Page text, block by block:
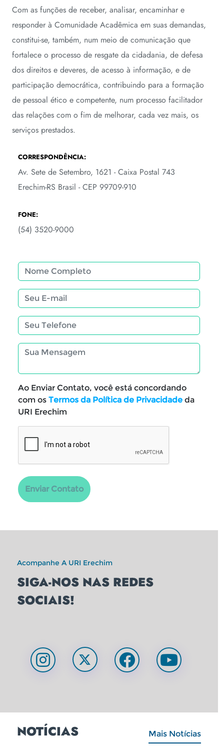
Com as funções de receber, analisar, encaminhar e
responder à Comunidade Acadêmica em suas demandas,
constitui-se, também, num meio de comunicação que
fortalece o processo de resgate da cidadania, de defesa
dos direitos e deveres, de acesso à informação, e de
participação democrática, contribuindo para a formação
de pessoal ético e competente, num processo facilitador
das relações com o fim de melhorar, cada vez mais, os
serviços prestados.
CORRESPONDÊNCIA:
Av. Sete de Setembro, 1621 - Caixa Postal 743
Erechim-RS Brasil - CEP 99709-910
FONE:
(54) 3520-9000
Ao Enviar Contato, você está concordando
com os Termos da Política de Privacidade da
URI Erechim
Enviar Contato
Acompanhe A URI Erechim
SIGA-NOS NAS REDES
SOCIAIS!
NOTÍCIAS Mais Notícias